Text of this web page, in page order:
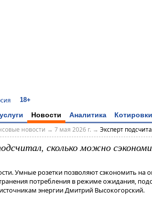
18+
Новости Аналитика Котировки
новости → 7 мая 2026 г. → Эксперт
сколько можно
Умные розетки позволяют сэкономить на
потребления в режиме ожидания,
энергии Дмитрий Высокогорский.